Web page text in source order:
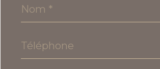
Nom
Téléphone